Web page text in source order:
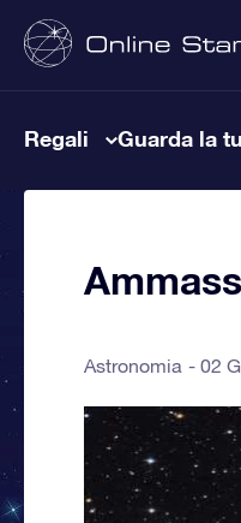
Regali Guarda la
Astronomia 02